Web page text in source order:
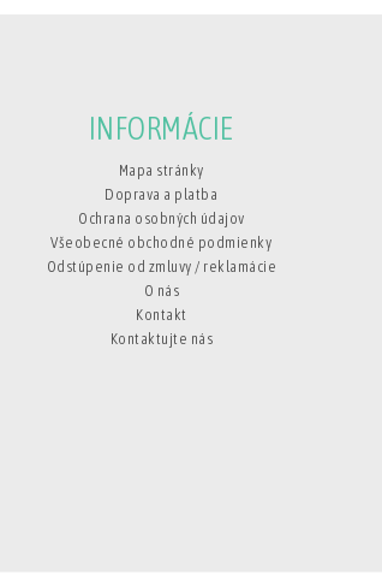
INFORMÁCIE
Mapa stránky
Doprava a platba
Ochrana osobných údajov
Všeobecné obchodné podmienky
Odstúpenie od zmluvy / reklamácie
O nás
Kontakt
Kontaktujte nás